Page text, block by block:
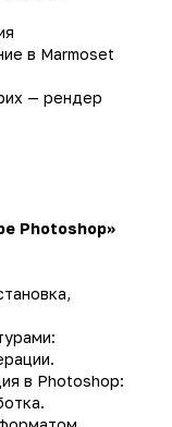
в Marmoset
— рендер
Photoshop»
в Photoshop: